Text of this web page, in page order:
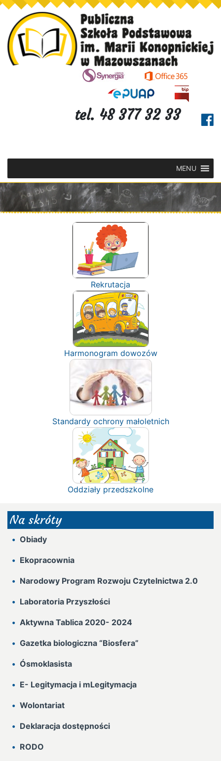
tel. 48 377 32 33
MENU
Rekrutacja
Harmonogram dowozów
Standardy ochrony małoletnich
Oddziały przedszkolne
Na skróty
Obiady
Ekopracownia
Narodowy Program Rozwoju Czytelnictwa 2.0
Laboratoria Przyszłości
Aktywna Tablica 2020- 2024
Gazetka biologiczna “Biosfera”
Ósmoklasista
E- Legitymacja i mLegitymacja
Wolontariat
Deklaracja dostępności
RODO